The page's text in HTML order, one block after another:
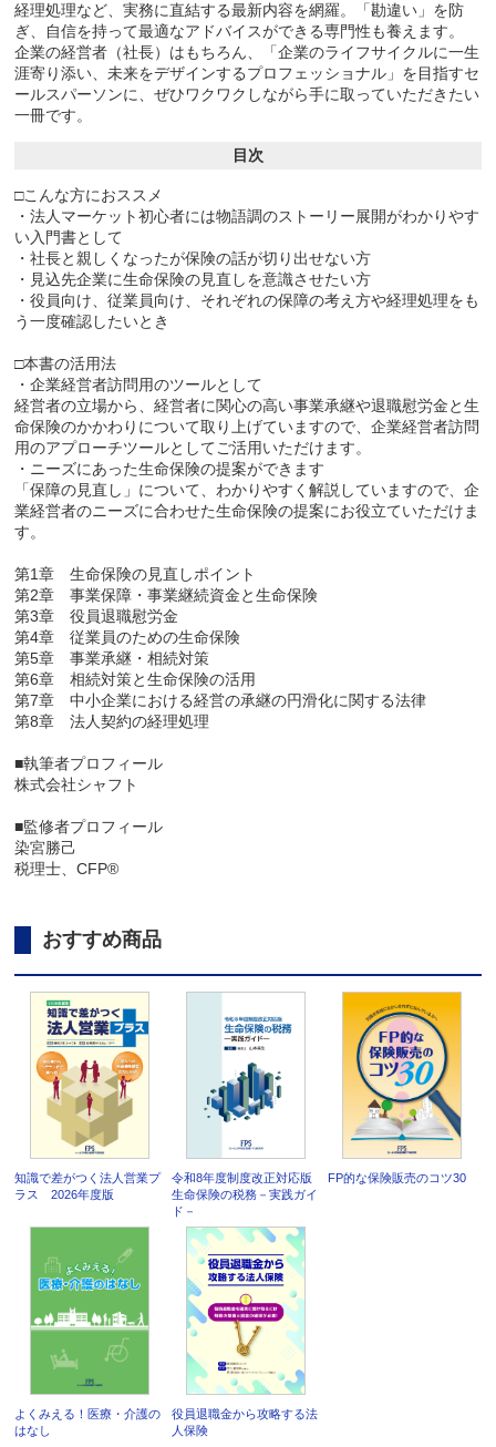
経理処理など、実務に直結する最新内容を網羅。「勘違い」を防
ぎ、自信を持って最適なアドバイスができる専門性も養えます。
企業の経営者（社長）はもちろん、「企業のライフサイクルに一生
涯寄り添い、未来をデザインするプロフェッショナル」を目指すセ
ールスパーソンに、ぜひワクワクしながら手に取っていただきたい
一冊です。
目次
□こんな方におススメ
・法人マーケット初心者には物語調のストーリー展開がわかりやす
い入門書として
・社長と親しくなったが保険の話が切り出せない方
・見込先企業に生命保険の見直しを意識させたい方
・役員向け、従業員向け、それぞれの保障の考え方や経理処理をも
う一度確認したいとき
□本書の活用法
・企業経営者訪問用のツールとして
経営者の立場から、経営者に関心の高い事業承継や退職慰労金と生
命保険のかかわりについて取り上げていますので、企業経営者訪問
用のアプローチツールとしてご活用いただけます。
・ニーズにあった生命保険の提案ができます
「保障の見直し」について、わかりやすく解説していますので、企
業経営者のニーズに合わせた生命保険の提案にお役立ていただけま
す。
第1章 生命保険の見直しポイント
第2章 事業保障・事業継続資金と生命保険
第3章 役員退職慰労金
第4章 従業員のための生命保険
第5章 事業承継・相続対策
第6章 相続対策と生命保険の活用
第7章 中小企業における経営の承継の円滑化に関する法律
第8章 法人契約の経理処理
■執筆者プロフィール
株式会社シャフト
■監修者プロフィール
染宮勝己
税理士、CFP®
おすすめ商品
知識で差がつく法人営業プ
ラス 2026年度版
令和8年度制度改正対応版
生命保険の税務－実践ガイ
ド－
FP的な保険販売のコツ30
よくみえる！医療・介護の
はなし
役員退職金から攻略する法
人保険